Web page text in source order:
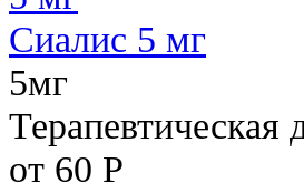
Сиалис 5 мг
5мг
Терапевтическая
от 60 Р